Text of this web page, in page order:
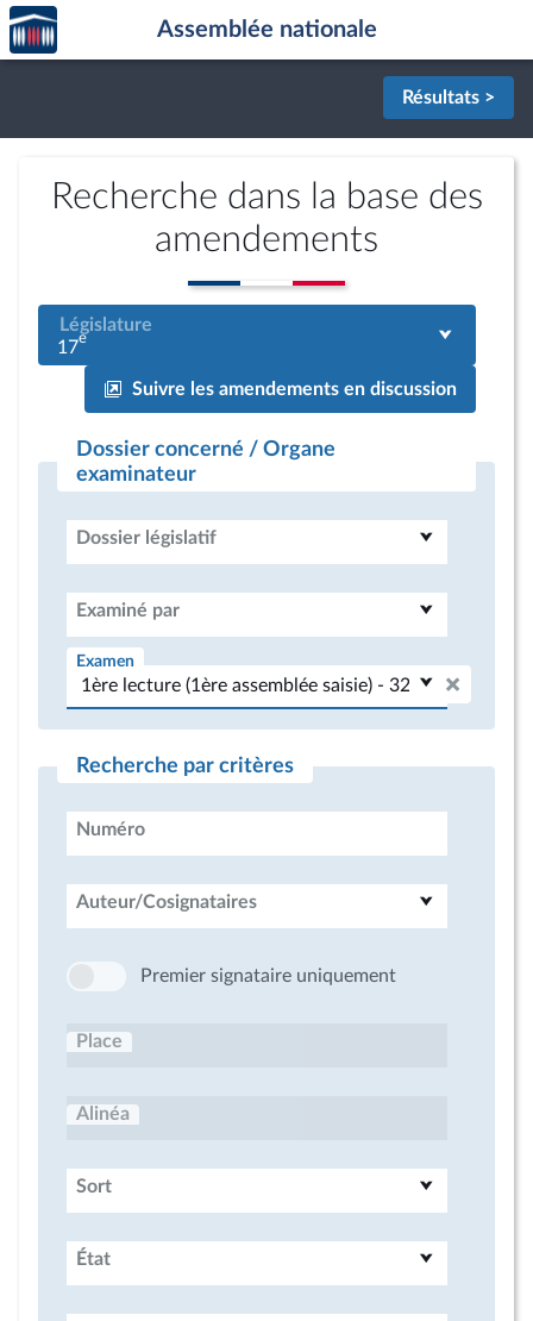
Aller au contenu
Aller en bas de la page
Accèder
à la
page
Assemblée nationale
Résultats >
Recherche dans la base des
amendements
Législature
17e
Suivre les amendements en discussion
Dossier concerné / Organe
examinateur
Dossier législatif
Examiné par
Examen
Recherche par critères
Numéro
Auteur/Cosignataires
Premier signataire uniquement
Place
Alinéa
Sort
État